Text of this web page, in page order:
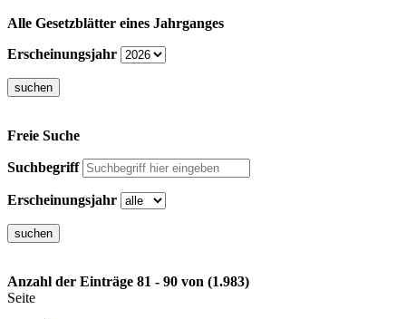
Alle Gesetzblätter eines Jahrganges
Erscheinungsjahr
Freie Suche
Suchbegriff
Erscheinungsjahr
Anzahl der Einträge 81 - 90 von (1.983)
Seite